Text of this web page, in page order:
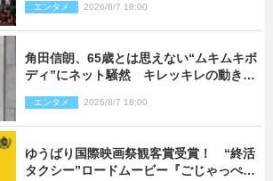
ポート】
エンタメ 2026/8/7 18:00
角田信朗、65歳とは思えない“ムキムキボ
ディ”にネット騒然 キレッキレの動きを
エンタメ 2026/8/7 18:00
ゆうばり国際映画祭観客賞受賞！ “終活
タクシー”ロードムービー『ごじゃっぺタ